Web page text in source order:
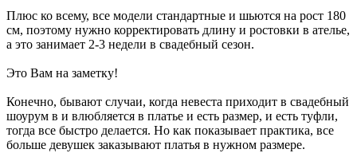
Плюс ко всему, все модели стандартные и шьются на рост 180
см, поэтому нужно корректировать длину и ростовки в ателье,
а это занимает 2-3 недели в свадебный сезон.
Это Вам на заметку!
Конечно, бывают случаи, когда невеста приходит в свадебный
шоурум в и влюбляется в платье и есть размер, и есть туфли,
тогда все быстро делается. Но как показывает практика, все
больше девушек заказывают платья в нужном размере.